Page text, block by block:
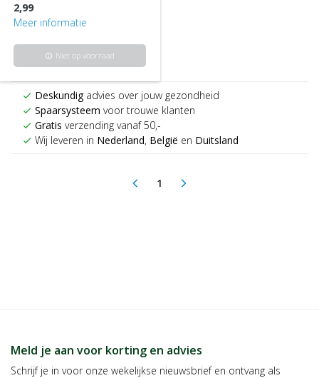
2,99
Meer informatie
info Niet op voorraad
check Deskundigadvies over jouw gezondheid
check Spaarsysteem voor trouwe klanten
check Gratis verzending vanaf 50,-
check Wij leveren in Nederland, België en Duitsland
arrow_back_ios 1(current)
arrow_forward_ios
Meld je aan voor korting en advies
Schrijf je in voor onze wekelijkse nieuwsbrief en ontvang als